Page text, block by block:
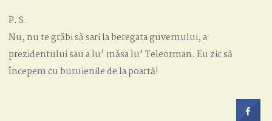
P. S.
Nu, nu te grăbi să sari la beregata guvernului, a
prezidentului sau a lu’ măsa lu’ Teleorman. Eu zic să
începem cu buruienile de la poartă!